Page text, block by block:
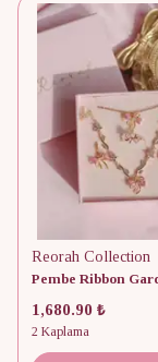
Reorah Collection
1,680.90 ₺
2 Kaplama